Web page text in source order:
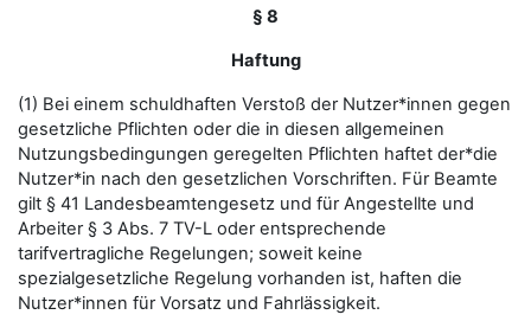
§ 8
Haftung
(1) Bei einem schuldhaften Verstoß der Nutzer*innen gegen
gesetzliche Pflichten oder die in diesen allgemeinen
Nutzungsbedingungen geregelten Pflichten haftet der*die
Nutzer*in nach den gesetzlichen Vorschriften. Für Beamte
gilt § 41 Landesbeamtengesetz und für Angestellte und
Arbeiter § 3 Abs. 7 TV-L oder entsprechende
tarifvertragliche Regelungen; soweit keine
spezialgesetzliche Regelung vorhanden ist, haften die
Nutzer*innen für Vorsatz und Fahrlässigkeit.